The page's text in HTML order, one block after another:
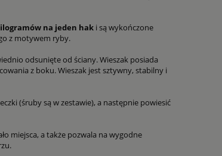
na jeden hak i są wykończone
z motywem ryby.
odsunięte od ściany. Wieszak posiada
z boku. Wieszak jest sztywny, stabilny i
(śruby są w zestawie), a następnie powiesić
miejsca, a także pozwala na wygodne